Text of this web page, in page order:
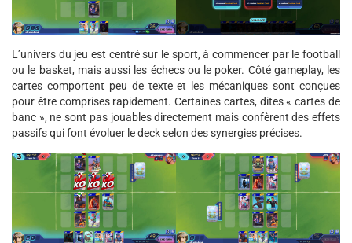
L’univers du jeu est centré sur le sport, à commencer par le football
ou le basket, mais aussi les échecs ou le poker. Côté gameplay, les
cartes comportent peu de texte et les mécaniques sont conçues
pour être comprises rapidement. Certaines cartes, dites « cartes de
banc », ne sont pas jouables directement mais confèrent des effets
passifs qui font évoluer le deck selon des synergies précises.